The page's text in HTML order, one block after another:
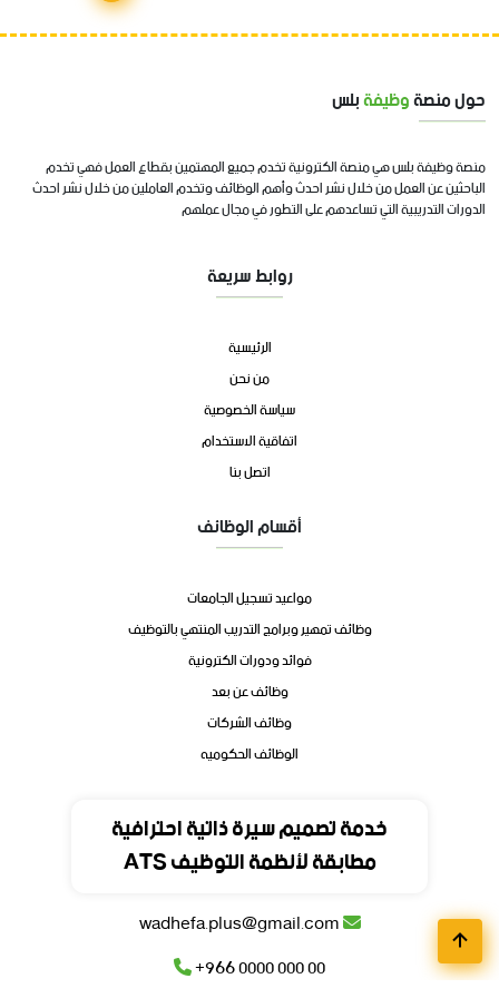
خدمة تصميم سيرة ذاتية احترافية
مطابقة لأنظمة التوظيف ATS
حول منصةوظيفةبلس
منصة وظيفة بلس هي منصة الكترونية تخدم جميع المهتمين بقطاع العمل فهي تخدم
الباحثين عن العمل من خلال نشر احدث وأهم الوظائف وتخدم العاملين من خلال نشر احدث
الدورات التدريبية التي تساعدهم على التطور في مجال عملهم
روابط سريعة
الرئيسية
من نحن
سياسة الخصوصية
اتفاقية الاستخدام
اتصل بنا
أقسام الوظائف
مواعيد تسجيل الجامعات
وظائف تمهير وبرامج التدريب المنتهي بالتوظيف
فوائد ودورات الكترونية
وظائف عن بعد
وظائف الشركات
الوظائف الحكوميه
المملكة العربية السعودية
+966 0000 000 00